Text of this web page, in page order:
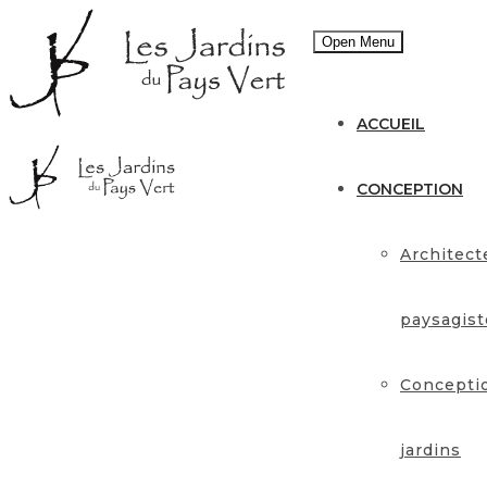
Open Menu
ACCUEIL
CONCEPTION
jardins